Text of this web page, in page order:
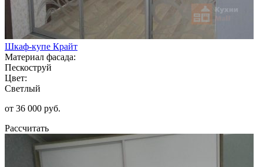
Шкаф-купе Крайт
Материал фасада:
Пескоструй
Цвет:
Светлый
от 36 000 руб.
Рассчитать